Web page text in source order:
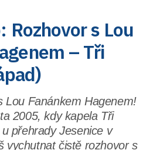
Rozhovor s Lou
– Tři
Lou Fanánkem Hagenem!
2005, kdy kapela Tři
přehrady Jesenice v
vychutnat čistě rozhovor s